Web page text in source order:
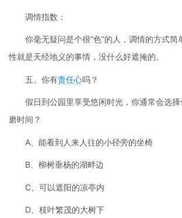
调情指数：
你毫无疑问是个很“色”的人，调情的方式简
性就是天经地义的事情，没什么好遮掩的。
五、你有责任心吗？
假日到公园里享受悠闲时光，你通常会选
磨时间？
A、能看到人来人往的小径旁的坐椅
B、柳树垂杨的湖畔边
C、可以遮阳的凉亭内
D、枝叶繁茂的大树下